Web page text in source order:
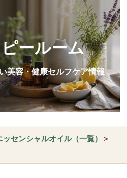
ールーム
美容・健康セルフケア情報
ッセンシャルオイル（一覧）
＞